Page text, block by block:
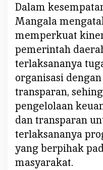
Dalam
Mangala
memperkuat
pemerintah
terlaksananya
organisasi
transparan,
pengelolaan
dan transparan
terlaksananya
yang berpihak
masyarakat.